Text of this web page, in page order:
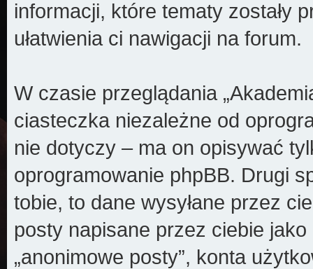
informacji, które tematy zostały
ułatwienia ci nawigacji na forum.
W czasie przeglądania
ciasteczka niezależne od
nie dotyczy – ma on opisywać
oprogramowanie phpBB. Drugi
tobie, to dane wysyłane przez
posty napisane przez ciebie
„anonimowe posty”, konta